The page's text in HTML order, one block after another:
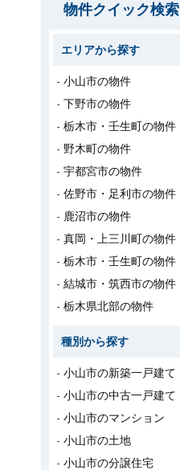
物件クイック検索
エリアから探す
小山市の物件
下野市の物件
栃木市・壬生町の物件
野木町の物件
宇都宮市の物件
佐野市・足利市の物件
鹿沼市の物件
真岡・上三川町の物件
栃木市・壬生町の物件
結城市・筑西市の物件
栃木県北部の物件
種別から探す
小山市の新築一戸建て
小山市の中古一戸建て
小山市のマンション
小山市の土地
小山市の分譲住宅